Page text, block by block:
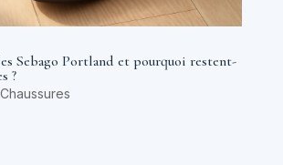
Sebago Portland et pourquoi restent-
?
Chaussures